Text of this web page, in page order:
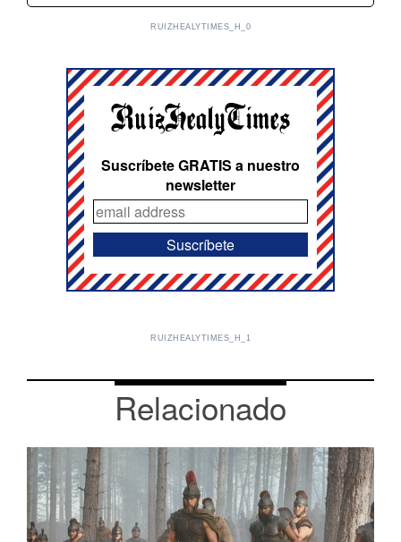
RUIZHEALYTIMES_H_0
Suscríbete GRATIS a nuestro
newsletter
RUIZHEALYTIMES_H_1
Relacionado